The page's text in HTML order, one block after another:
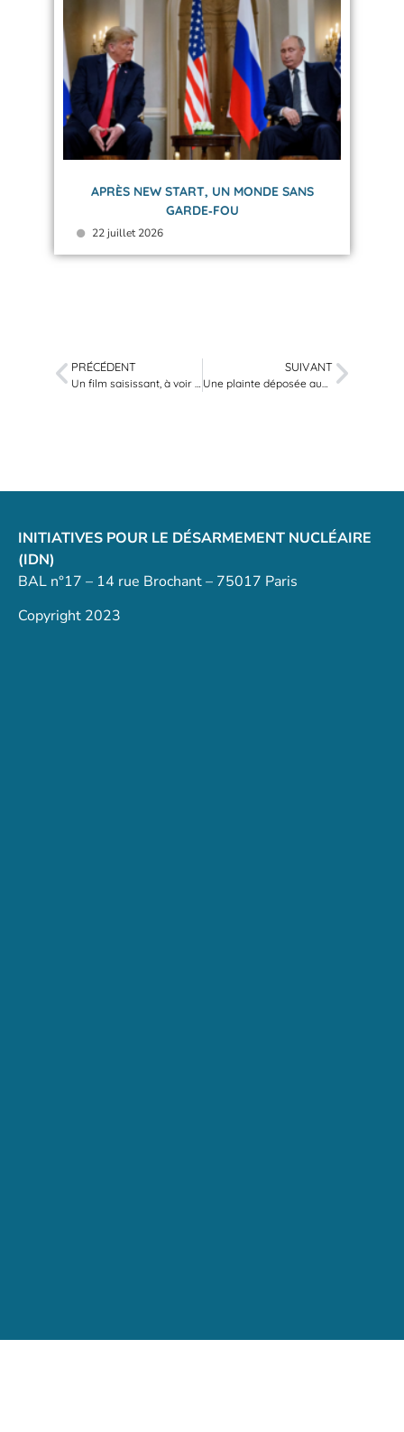
APRÈS NEW START, UN MONDE SANS
GARDE‑FOU
22 juillet 2026
PRÉCÉDENT SUIVANT
INITIATIVES POUR LE DÉSARMEMENT NUCLÉAIRE
(IDN)
BAL n°17 – 14 rue Brochant – 75017 Paris
Copyright 2023